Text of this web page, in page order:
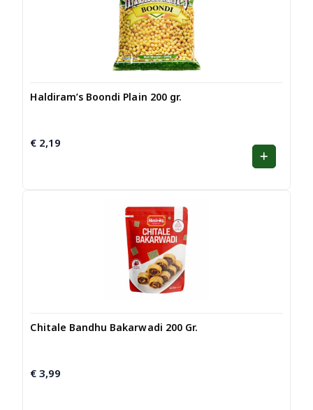
Haldiram’s Boondi Plain 200 gr.
€ 2,19
Chitale Bandhu Bakarwadi 200 Gr.
€ 3,99